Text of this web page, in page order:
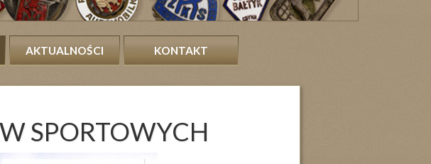
AKTUALNOŚCI KONTAKT
SPORTOWYCH